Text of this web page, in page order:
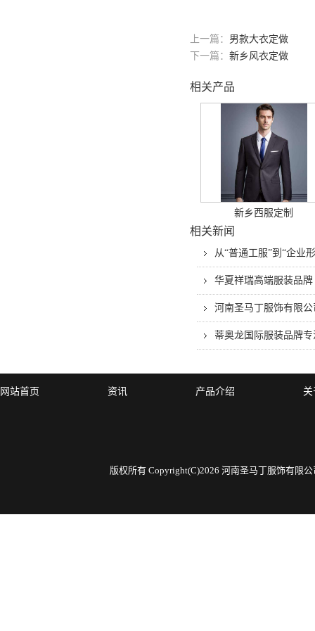
上一篇： 男款大衣定做
下一篇： 新乡风衣定做
相关产品
新乡西服定制
相关新闻
从“普通工服”到“企业
华夏祥瑞高端服装品牌
河南圣马丁服饰有限公
蒂奥龙国际服装品牌
网站首页 资讯 产品介绍
版权所有 Copyright(C)2026 河南圣马丁服饰有限